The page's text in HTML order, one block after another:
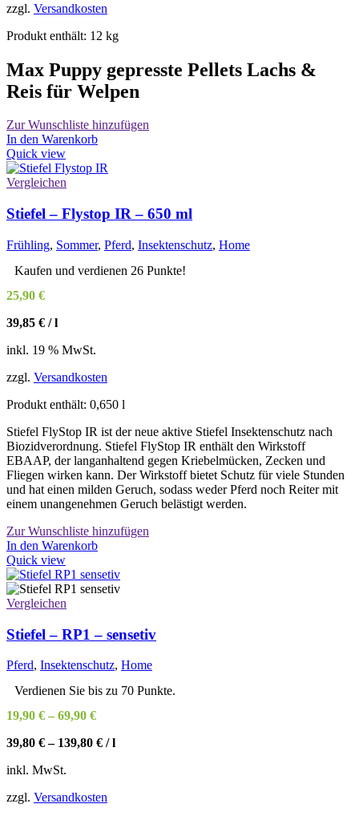
zzgl. Versandkosten
Produkt enthält: 12 kg
Max Puppy gepresste Pellets Lachs &
Reis für Welpen
Zur Wunschliste hinzufügen
In den Warenkorb
Quick view
Vergleichen
Stiefel – Flystop IR – 650 ml
Frühling, Sommer, Pferd, Insektenschutz, Home
Kaufen und verdienen 26 Punkte!
25,90 €
39,85 € /l
inkl. 19 % MwSt.
zzgl. Versandkosten
Produkt enthält: 0,650 l
Stiefel FlyStop IR ist der neue aktive Stiefel Insektenschutz nach
Biozidverordnung. Stiefel FlyStop IR enthält den Wirkstoff
EBAAP, der langanhaltend gegen Kriebelmücken, Zecken und
Fliegen wirken kann. Der Wirkstoff bietet Schutz für viele Stunden
und hat einen milden Geruch, sodass weder Pferd noch Reiter mit
einem unangenehmen Geruch belästigt werden.
Zur Wunschliste hinzufügen
In den Warenkorb
Quick view
Vergleichen
Stiefel – RP1 – sensetiv
Pferd, Insektenschutz, Home
Verdienen Sie bis zu 70 Punkte.
19,90 € – 69,90 €
39,80 €– 139,80 € /l
inkl. MwSt.
zzgl. Versandkosten